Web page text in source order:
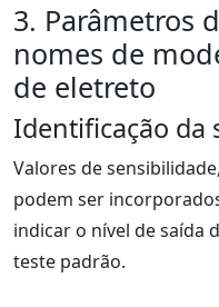
3. Parâmetros
nomes de
de eletreto
Identificação da
Valores de
podem ser
indicar o nível de saída
teste padrão.